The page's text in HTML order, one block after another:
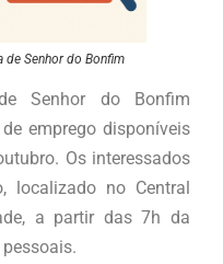
de Senhor do Bonfim
Senhor do Bonfim
emprego disponíveis
Os interessados
localizado no Central
a partir das 7h da